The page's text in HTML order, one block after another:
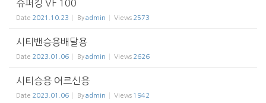
슈퍼킹 VF 100
Date 2021.10.23 Byadmin Views 2573
시티밴승용배달용
Date 2023.01.06 Byadmin Views 2626
시티승용 어르신용
Date 2023.01.06 Byadmin Views 1942